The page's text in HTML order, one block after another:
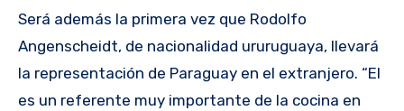
Será además la primera vez que Rodolfo
Angenscheidt, de nacionalidad ururuguaya, llevará
la representación de Paraguay en el extranjero. “El
es un referente muy importante de la cocina en